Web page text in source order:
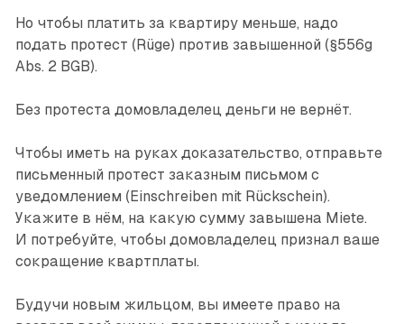
Но чтобы платить за квартиру меньше, надо
подать протест (Rüge) против завышенной (§556g
Abs. 2 BGB).
Без протеста домовладелец деньги не вернёт.
Чтобы иметь на руках доказательство, отправьте
письменный протест заказным письмом с
уведомлением (Einschreiben mit Rückschein).
Укажите в нём, на какую сумму завышена Miete.
И потребуйте, чтобы домовладелец признал ваше
сокращение квартплаты.
Будучи новым жильцом, вы имеете право на